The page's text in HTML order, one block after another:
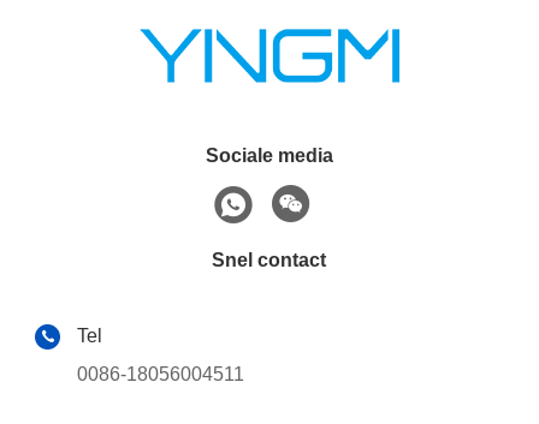
Sociale media
Snel contact
Tel
0086-18056004511